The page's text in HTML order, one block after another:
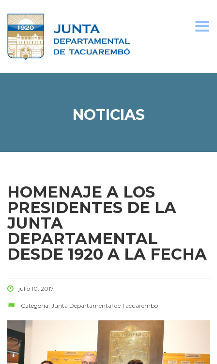
NOTICIAS
HOMENAJE A LOS
PRESIDENTES DE LA
JUNTA
DEPARTAMENTAL
DESDE 1920 A LA FECHA
julio 10, 2017
Categoría: Junta Departamental de Tacuarembó